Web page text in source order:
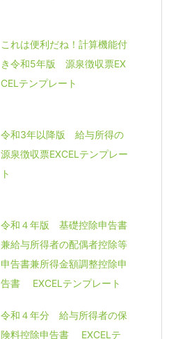
これは便利だね！計算機能付
き令和5年版 源泉徴収票EX
CELテンプレート
令和3年以降版 給与所得の
源泉徴収票EXCELテンプレー
ト
令和４年版 基礎控除申告書
兼給与所得者の配偶者控除等
申告書兼所得金額調整控除申
告書 EXCELテンプレート
令和４年分 給与所得者の保
険料控除申告書 EXCELテ